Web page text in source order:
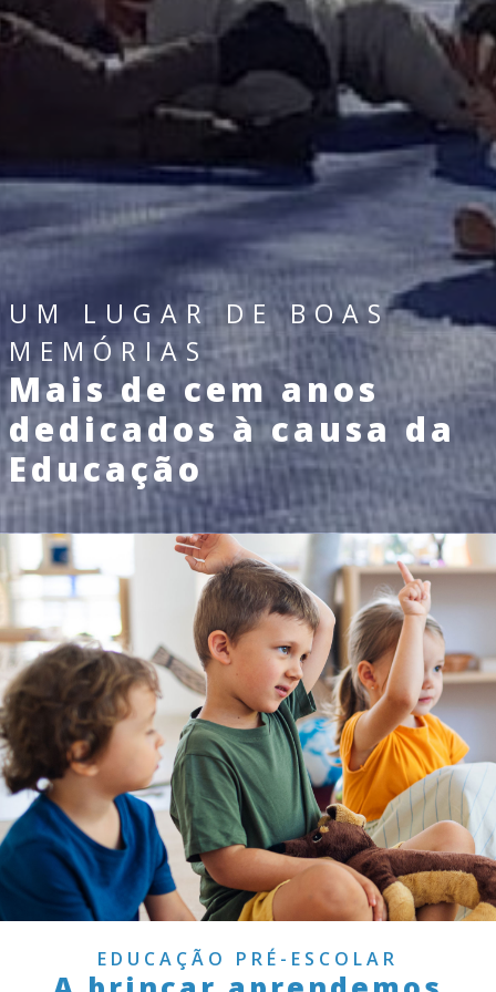
UM LUGAR DE BOAS
MEMÓRIAS
Mais de cem anos
dedicados à causa da
Educação
EDUCAÇÃO PRÉ-ESCOLAR